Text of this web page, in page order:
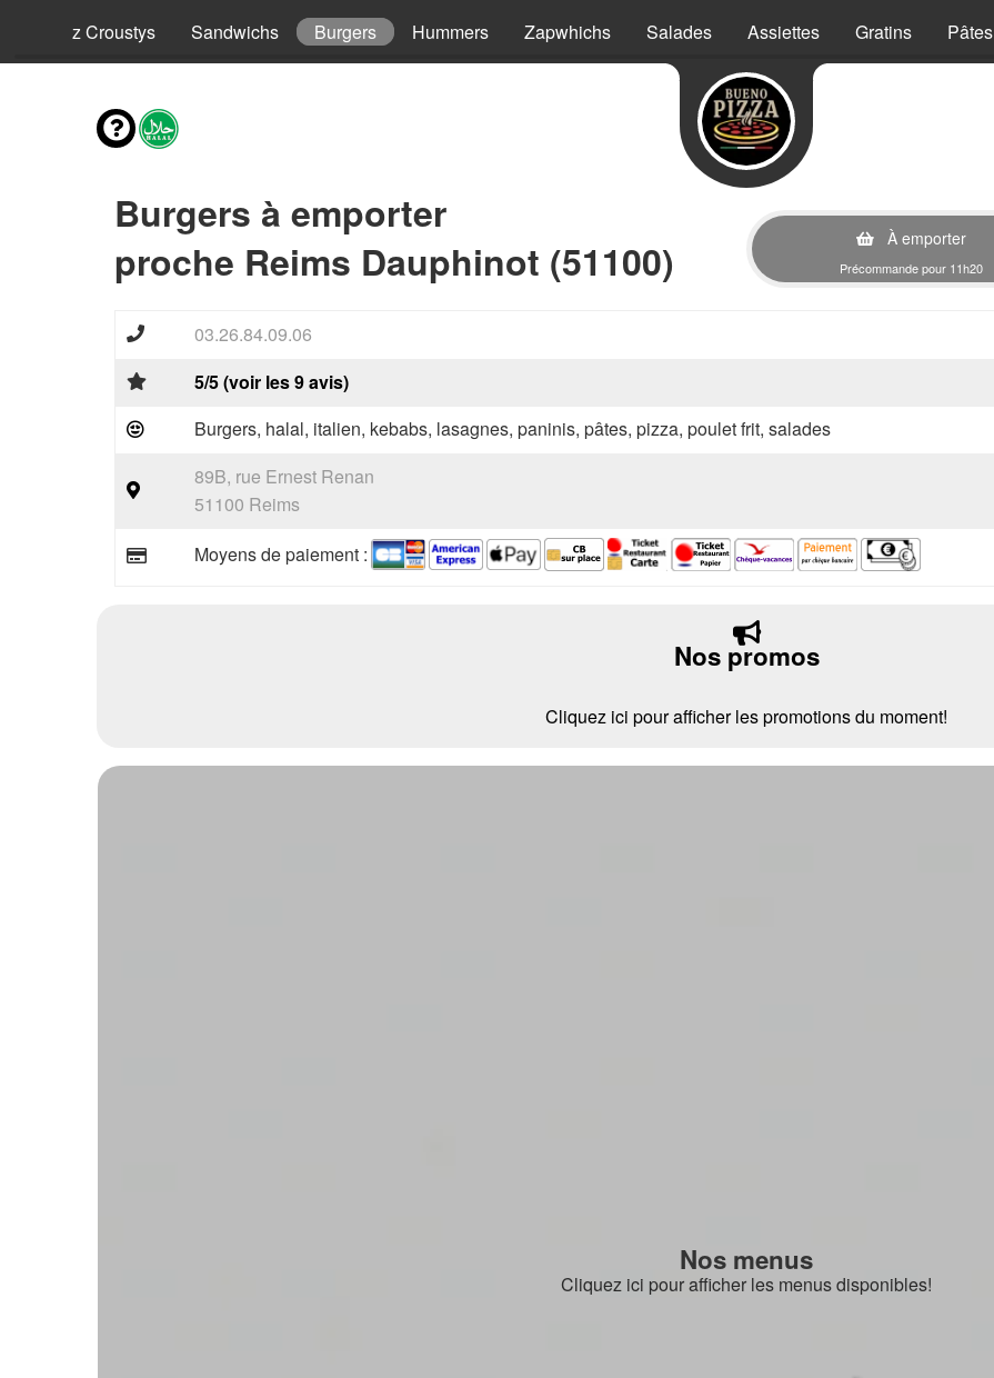
Riz Croustys Sandwichs Burgers Hummers Zapwhichs Salades Assiettes Gratins Pâtes
Burgers à emporter
proche Reims Dauphinot (51100)
À emporter
Précommande pour 11h20
03.26.84.09.06
5/5 (voir les 9 avis)
Burgers, halal, italien, kebabs, lasagnes, paninis, pâtes, pizza, poulet frit, salades
89B, rue Ernest Renan
51100 Reims
Moyens de paiement :
Nos promos
Cliquez ici pour afficher les promotions du moment!
Nos menus
Cliquez ici pour afficher les menus disponibles!